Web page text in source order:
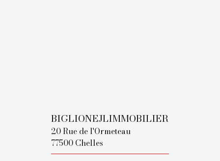
BIGLIONEJLIMMOBILIER
20 Rue de l'Ormeteau
77500 Chelles